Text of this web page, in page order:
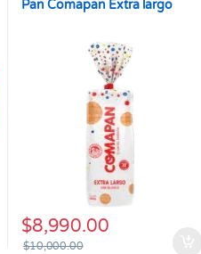
Pan Comapan Extra largo
$8,990.00
$10,000.00